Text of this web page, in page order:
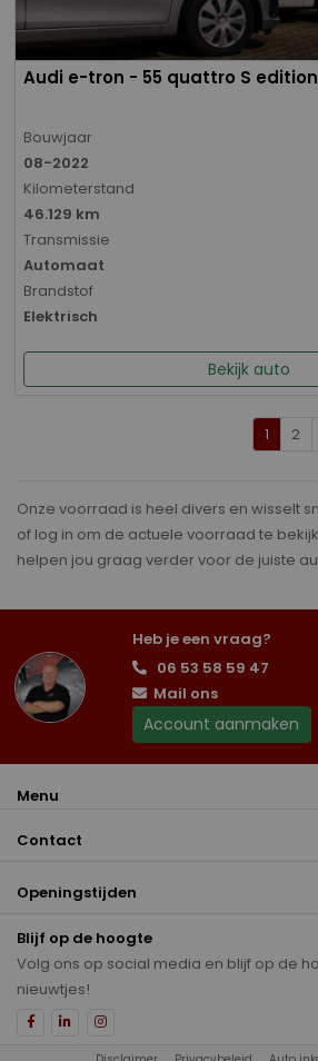
Audi e-tron - 55 quattro S edition
Bouwjaar
08-2022
Kilometerstand
46.129 km
Transmissie
Automaat
Brandstof
Elektrisch
Bekijk auto
1 2
Onze voorraad is heel divers en wisselt
of log in om de actuele voorraad te
helpen jou graag verder voor de juiste
Heb je een vraag?
06 53 58 59 47
Mail ons
Account aanmaken
Menu
Contact
Openingstijden
Blijf op de hoogte
Volg ons op social media en blijf op de
nieuwtjes!